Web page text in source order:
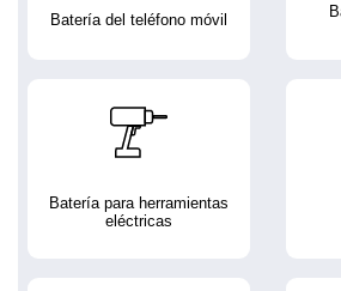
Batería del teléfono móvil
Batería para herramientas
eléctricas